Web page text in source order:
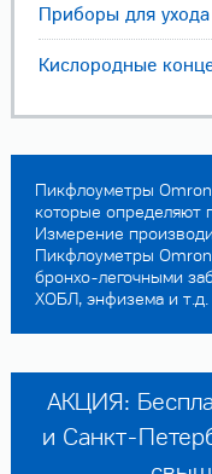
Приборы для
Кислородные
Пикфлоуметры
которые определяют
Измерение
Пикфлоуметры
бронхо-легочными
ХОБЛ, энфизема и т.д.
АКЦИЯ:
и Санкт-